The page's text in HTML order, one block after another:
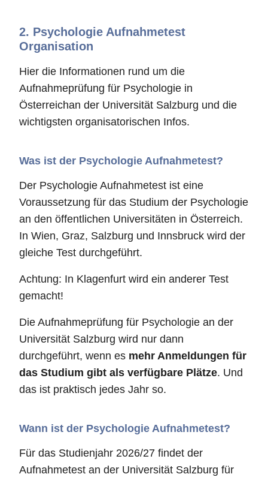
2. Psychologie Aufnahmetest
Organisation
Hier die Informationen rund um die
Aufnahmeprüfung für Psychologie in
Österreichan der Universität Salzburg und die
wichtigsten organisatorischen Infos.
Was ist der Psychologie Aufnahmetest?
Der Psychologie Aufnahmetest ist eine
Voraussetzung für das Studium der Psychologie
an den öffentlichen Universitäten in Österreich.
In Wien, Graz, Salzburg und Innsbruck wird der
gleiche Test durchgeführt.
Achtung: In Klagenfurt wird ein anderer Test
gemacht!
Die Aufnahmeprüfung für Psychologie an der
Universität Salzburg wird nur dann
durchgeführt, wenn es mehr Anmeldungen für
das Studium gibt als verfügbare Plätze. Und
das ist praktisch jedes Jahr so.
Wann ist der Psychologie Aufnahmetest?
Für das Studienjahr 2026/27 findet der
Aufnahmetest an der Universität Salzburg für